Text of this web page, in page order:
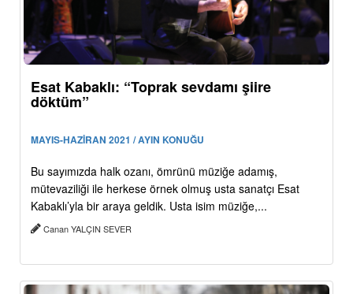
Esat Kabaklı: “Toprak sevdamı şiire
döktüm”
MAYIS-HAZİRAN 2021 / AYIN KONUĞU
Bu sayımızda halk ozanı, ömrünü müziğe adamış,
mütevaziliği ile herkese örnek olmuş usta sanatçı Esat
Kabaklı’yla bir araya geldik. Usta isim müziğe,...
Canan YALÇIN SEVER